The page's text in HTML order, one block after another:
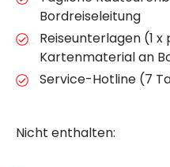
Bordreiseleitung
Reiseunterlagen (1
Kartenmaterial an
Service-Hotline (7
Nicht enthalten: